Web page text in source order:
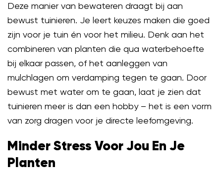
Deze manier van bewateren draagt bij aan
bewust tuinieren. Je leert keuzes maken die goed
zijn voor je tuin én voor het milieu. Denk aan het
combineren van planten die qua waterbehoefte
bij elkaar passen, of het aanleggen van
mulchlagen om verdamping tegen te gaan. Door
bewust met water om te gaan, laat je zien dat
tuinieren meer is dan een hobby – het is een vorm
van zorg dragen voor je directe leefomgeving.
Minder Stress Voor Jou En Je
Planten